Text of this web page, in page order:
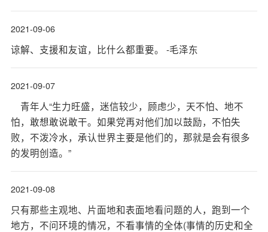
2021-09-06
谅解、支援和友谊，比什么都重要。 -毛泽东
2021-09-07
青年人“生力旺盛，迷信较少，顾虑少，天不怕、地不
怕，敢想敢说敢干。如果党再对他们加以鼓励，不怕失
败，不泼冷水，承认世界主要是他们的，那就是会有很多
的发明创造。”
2021-09-08
只有那些主观地、片面地和表面地看问题的人，跑到一个
地方，不问环境的情况，不看事情的全体(事情的历史和全